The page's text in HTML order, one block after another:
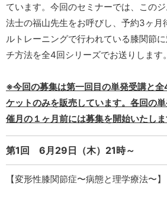
ています。今回のセミナーでは、この
法士の福山先生をお呼びし、予約3ヶ月
ルトレーニングで行われている膝関節
チ方法を全4回シリーズでお送りします。
※今回の募集は第一回目の単発受講と
ケットのみを販売しています。各回の
催月の１ヶ月前には募集を開始いたしま
第1回 6月29日（木）21時～
【変形性膝関節症〜病態と理学療法〜】